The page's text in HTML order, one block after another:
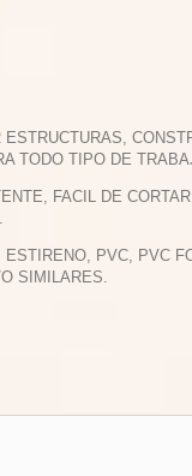
TODO TIPO DE
FACIL DE
PVC, PVC
SIMILARES.